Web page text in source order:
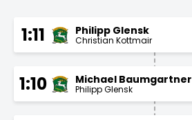
1:11 Philipp Glensk
Christian Kottmair
1:10 Michael Baumgartner
Philipp Glensk